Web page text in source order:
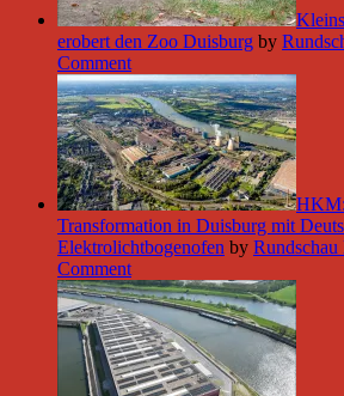
erobert den Zoo Duisburg by
Comment
Transformation in Duisburg mit
Elektrolichtbogenofen by
Comment